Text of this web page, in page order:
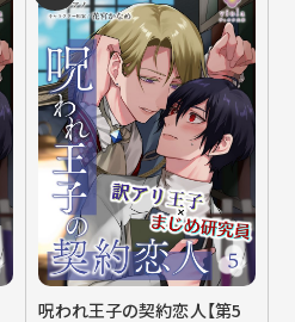
呪われ王子の契約恋人【第5